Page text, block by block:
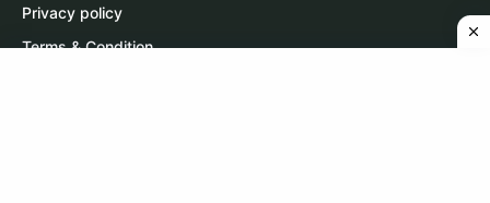
Privacy policy
Terms & Condition